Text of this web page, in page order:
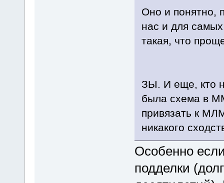
Оно и понятно,
нас и для
такая, что
ЗЫ. И еще, кто
была схема в
привязать к
никакого
Особенно
подделки